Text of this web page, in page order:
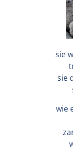
sie
sie
wie